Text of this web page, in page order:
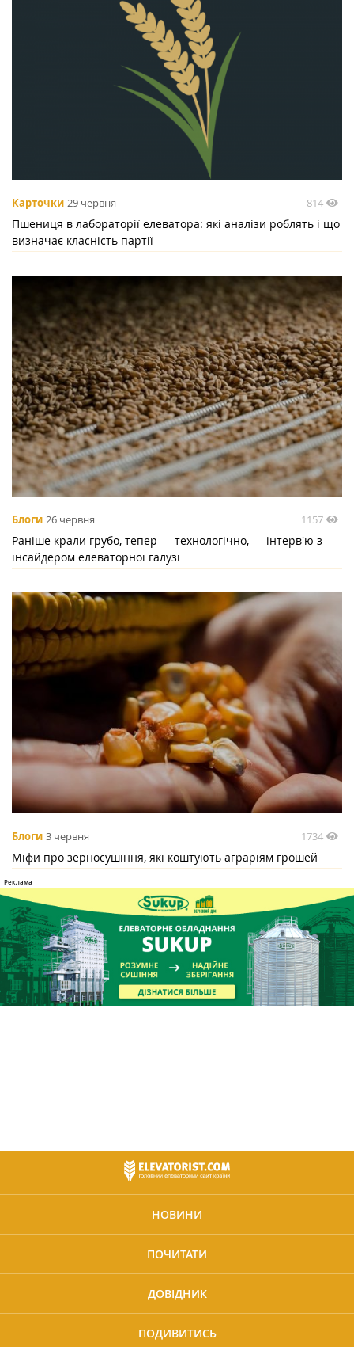
Карточки 29 червня 814
Пшениця в лабораторії елеватора: які аналізи роблять і що
визначає класність партії
Блоги 26 червня 1157
Раніше крали грубо, тепер — технологічно, — інтерв'ю з
інсайдером елеваторної галузі
Блоги 3 червня 1734
Міфи про зерносушіння, які коштують аграріям грошей
НОВИНИ
ПОЧИТАТИ
ДОВІДНИК
ПОДИВИТИСЬ